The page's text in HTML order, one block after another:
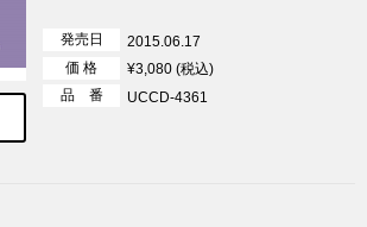
発売日
2015.06.17
価 格
¥3,080 (税込)
品 番
UCCD-4361